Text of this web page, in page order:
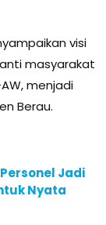
visi
masyarakat
menjadi
Berau.
Jadi
Nyata